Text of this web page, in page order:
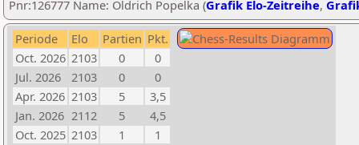
Pnr:126777 Name: Oldrich Popelka (Grafik Elo-Zeitreihe,
Periode Elo Partien Pkt.
Oct. 2026 2103 0
0
Jul. 2026
2103 0
0
Apr. 2026 2103 5
3,5
Jan. 2026 2112 5
4,5
Oct. 2025 2103 1
1